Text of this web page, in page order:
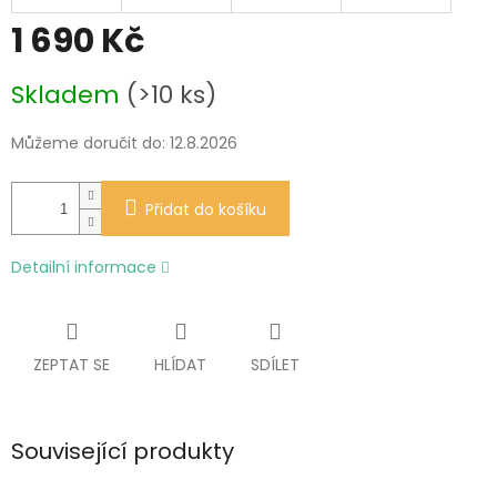
1 690 Kč
cena:
Skladem (>10 ks)
Můžeme doručit do: 12.8.2026
Přidat do košíku
Detailní informace
ZEPTAT SE HLÍDAT SDÍLET
Související produkty